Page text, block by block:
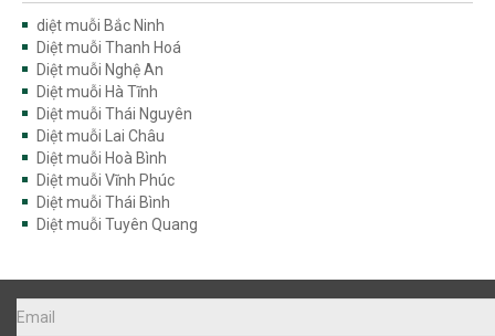
diệt muỗi Bắc Ninh
Diệt muỗi Thanh Hoá
Diệt muỗi Nghệ An
Diệt muỗi Hà Tĩnh
Diệt muỗi Thái Nguyên
Diệt muỗi Lai Châu
Diệt muỗi Hoà Bình
Diệt muỗi Vĩnh Phúc
Diệt muỗi Thái Bình
Diệt muỗi Tuyên Quang